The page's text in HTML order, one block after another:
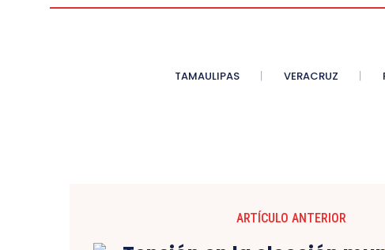
TAMAULIPAS VERACRUZ
ARTÍCULO ANTERIOR